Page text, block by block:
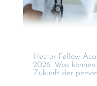
Hector Fellow
2026: Was
Zukunft der